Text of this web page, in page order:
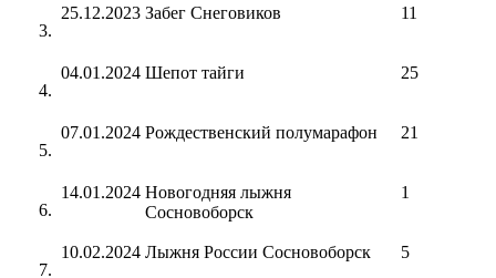
25.12.2023 Забег Снеговиков 11
04.01.2024 Шепот тайги 25
07.01.2024 Рождественский полумарафон 21
14.01.2024 Новогодняя лыжня
Сосновоборск
1
10.02.2024 Лыжня России Сосновоборск 5